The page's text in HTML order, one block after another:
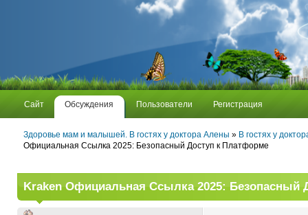
Сайт Обсуждения Пользователи Регистрация
Здоровье мам и малышей. В гостях у доктора Алены » В гостях у
Официальная Ссылка 2025: Безопасный Доступ к Платформе
Kraken Официальная Ссылка 2025: Безопасный